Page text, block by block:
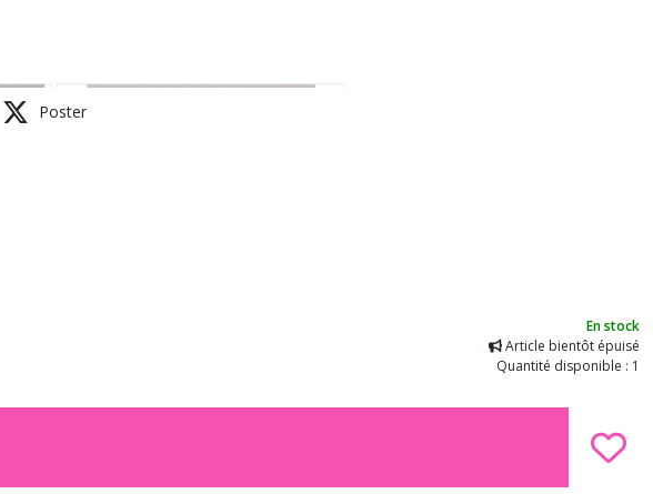
Poster
En stock
Article bientôt épuisé
Quantité disponible : 1